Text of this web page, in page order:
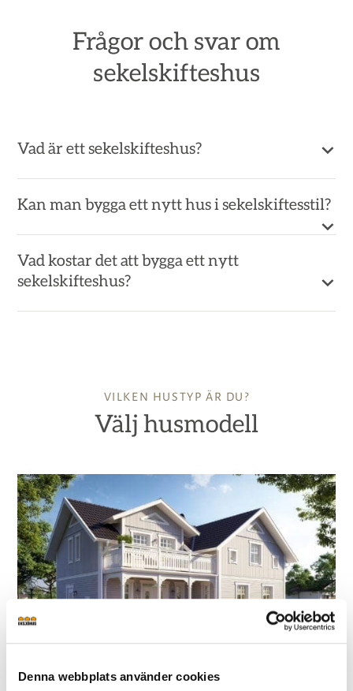
Denna webbplats använder cookies
Frågor och svar om
sekelskifteshus
Vad är ett sekelskifteshus?
Kan man bygga ett nytt hus i sekelskiftesstil?
Vad kostar det att bygga ett nytt
sekelskifteshus?
hus.
VILKEN HUSTYP ÄR DU?
Välj husmodell